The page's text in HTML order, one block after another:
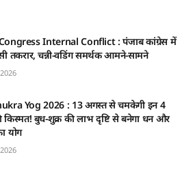
Internal Conflict : पंजाब कांग्रेस में
तकरार, चन्नी-वडिंग समर्थक आमने-सामने
Yog 2026 : 13 अगस्त से चमकेगी इन 4
किस्मत! बुध-शुक्र की लाभ दृष्टि से बनेगा धन और
योग